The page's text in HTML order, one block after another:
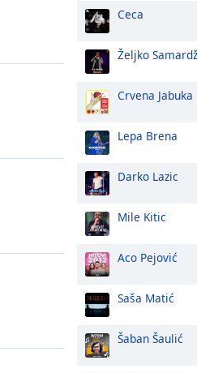
Ceca
Željko
Crvena Jabuka
Lepa Brena
Darko Lazic
Mile Kitic
Aco Pejović
Saša Matić
Šaban Šaulić